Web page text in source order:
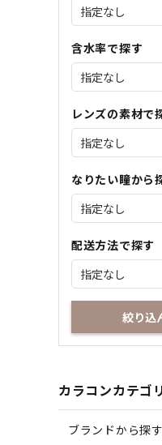
含水率で探す
レンズの素材で
なりたい瞳から
配送方法で探す
絞り込
カラコンカテゴ
ブランドから探す